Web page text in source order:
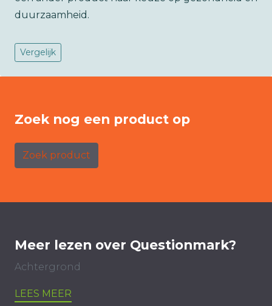
duurzaamheid.
Vergelijk
Zoek nog een product op
Zoek product
Meer lezen over Questionmark?
Achtergrond
LEES MEER